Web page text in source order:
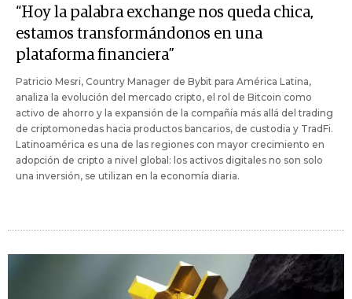
“Hoy la palabra exchange nos queda chica,
estamos transformándonos en una
plataforma financiera”
Patricio Mesri, Country Manager de Bybit para América Latina,
analiza la evolución del mercado cripto, el rol de Bitcoin como
activo de ahorro y la expansión de la compañía más allá del trading
de criptomonedas hacia productos bancarios, de custodia y TradFi.
Latinoamérica es una de las regiones con mayor crecimiento en
adopción de cripto a nivel global: los activos digitales no son solo
una inversión, se utilizan en la economía diaria.